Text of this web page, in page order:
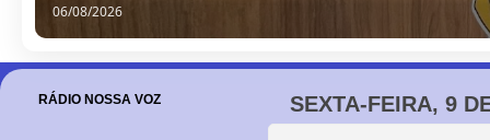
06/08/2026
SEXTA-FEIRA, 9
RÁDIO NOSSA VOZ